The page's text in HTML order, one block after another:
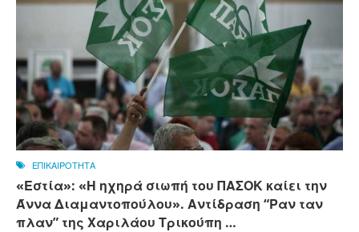
ΕΠΙΚΑΙΡΟΤΗΤΑ
«Εστία»: «Η ηχηρά σιωπή του ΠΑΣΟΚ καίει την
Άννα Διαμαντοπούλου». Αντίδραση “Ραν ταν
πλαν” της Χαριλάου Τρικούπη …